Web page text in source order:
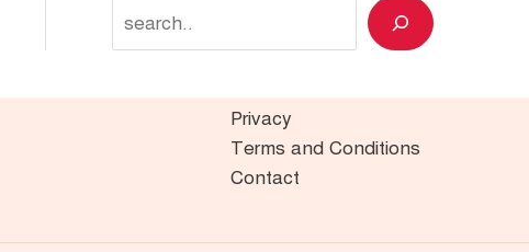
Privacy
Terms and Conditions
Contact